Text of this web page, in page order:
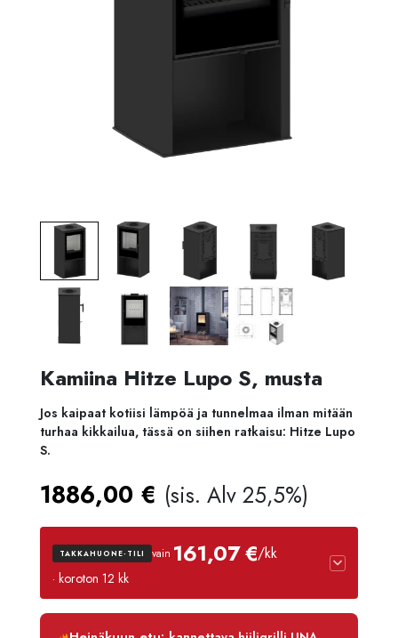
Kamiina Hitze Lupo S, musta
Jos kaipaat kotiisi lämpöä ja tunnelmaa ilman mitään
turhaa kikkailua, tässä on siihen ratkaisu: Hitze Lupo
S.
1886,00 € (sis. Alv 25,5%)
TAKKAHUONE-TILI vain 161,07 €/kk
· koroton 12 kk
Luottoaika
12 kk